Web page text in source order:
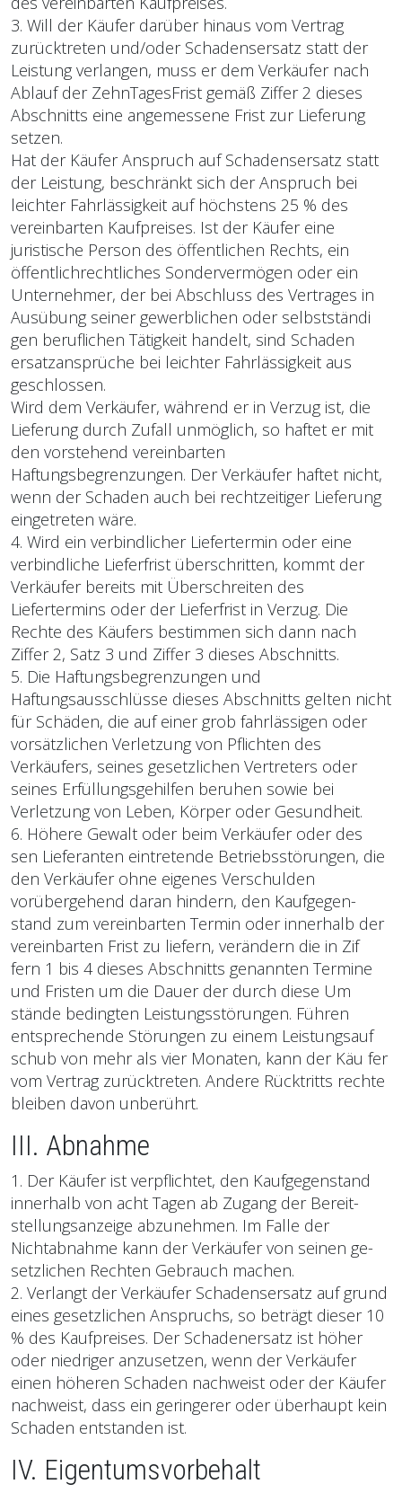
3. Will der Käufer darüber hinaus vom Vertrag
zurücktreten und/oder Schadensersatz statt der
Leis­tung verlangen, muss er dem Verkäufer nach
Ablauf der Zehn­Tages­Frist gemäß Ziffer 2 dieses
Abschnitts eine angemessene Frist zur Lieferung
setzen.
Hat der Käufer Anspruch auf Schadensersatz statt
der Leistung, beschränkt sich der Anspruch bei
leichter Fahrlässigkeit auf höchstens 25 % des
vereinbarten Kaufpreises. Ist der Käufer eine
juristische Person des öffentlichen Rechts, ein
öffentlich­rechtliches Sondervermögen oder ein
Unternehmer, der bei Abschluss des Vertrages in
Ausübung seiner gewerblichen oder selbstständi
gen beruflichen Tätigkeit handelt, sind Schaden
ersatzansprüche bei leichter Fahrläs­sigkeit aus
geschlossen.
Wird dem Verkäufer, während er in Verzug ist, die
Lieferung durch Zufall unmöglich, so haftet er mit
den vorstehend vereinbarten
Haftungsbegrenzungen. Der Verkäufer haftet nicht,
wenn der Schaden auch bei rechtzeitiger Lieferung
eingetreten wäre.
4. Wird ein verbindlicher Liefertermin oder eine
verbindliche Lieferfrist überschritten, kommt der
Verkäufer bereits mit Überschreiten des
Liefertermins oder der Lieferfrist in Verzug. Die
Rechte des Käufers bestimmen sich dann nach
Ziffer 2, Satz 3 und Ziffer 3 dieses Abschnitts.
5. Die Haftungsbegrenzungen und
Haftungsausschlüsse dieses Abschnitts gelten nicht
für Schä­den, die auf einer grob fahrlässigen oder
vorsätzlichen Verletzung von Pflichten des
Verkäufers, seines gesetzlichen Vertreters oder
seines Erfüllungsgehilfen beruhen sowie bei
Verletzung von Leben, Körper oder Gesundheit.
6. Höhere Gewalt oder beim Verkäufer oder des
sen Lieferanten eintretende Betriebsstörungen, die
den Verkäufer ohne eigenes Verschulden
vorübergehend daran hindern, den Kaufgegen­
stand zum vereinbarten Termin oder innerhalb der
vereinbarten Frist zu liefern, verändern die in Zif
fern 1 bis 4 dieses Abschnitts genannten Termine
und Fristen um die Dauer der durch diese Um
stände bedingten Leistungsstörungen. Führen
entsprechende Störungen zu einem Leistungsauf
schub von mehr als vier Monaten, kann der Käu fer
vom Vertrag zurücktreten. Ande­re Rücktritts rechte
bleiben davon unberührt.
III. Abnahme
1. Der Käufer ist verpflichtet, den Kaufgegenstand
innerhalb von acht Tagen ab Zugang der Bereit­
stellungsanzeige abzunehmen. Im Falle der
Nichtabnahme kann der Verkäufer von seinen ge­
setzlichen Rechten Gebrauch machen.
2. Verlangt der Verkäufer Schadensersatz auf grund
eines gesetzlichen Anspruchs, so beträgt die­ser 10
% des Kaufpreises. Der Schadenersatz ist höher
oder niedriger anzusetzen, wenn der Verkäufer
einen höheren Schaden nachweist oder der Käufer
nachweist, dass ein geringerer oder überhaupt kein
Schaden entstanden ist.
IV. Eigentumsvorbehalt